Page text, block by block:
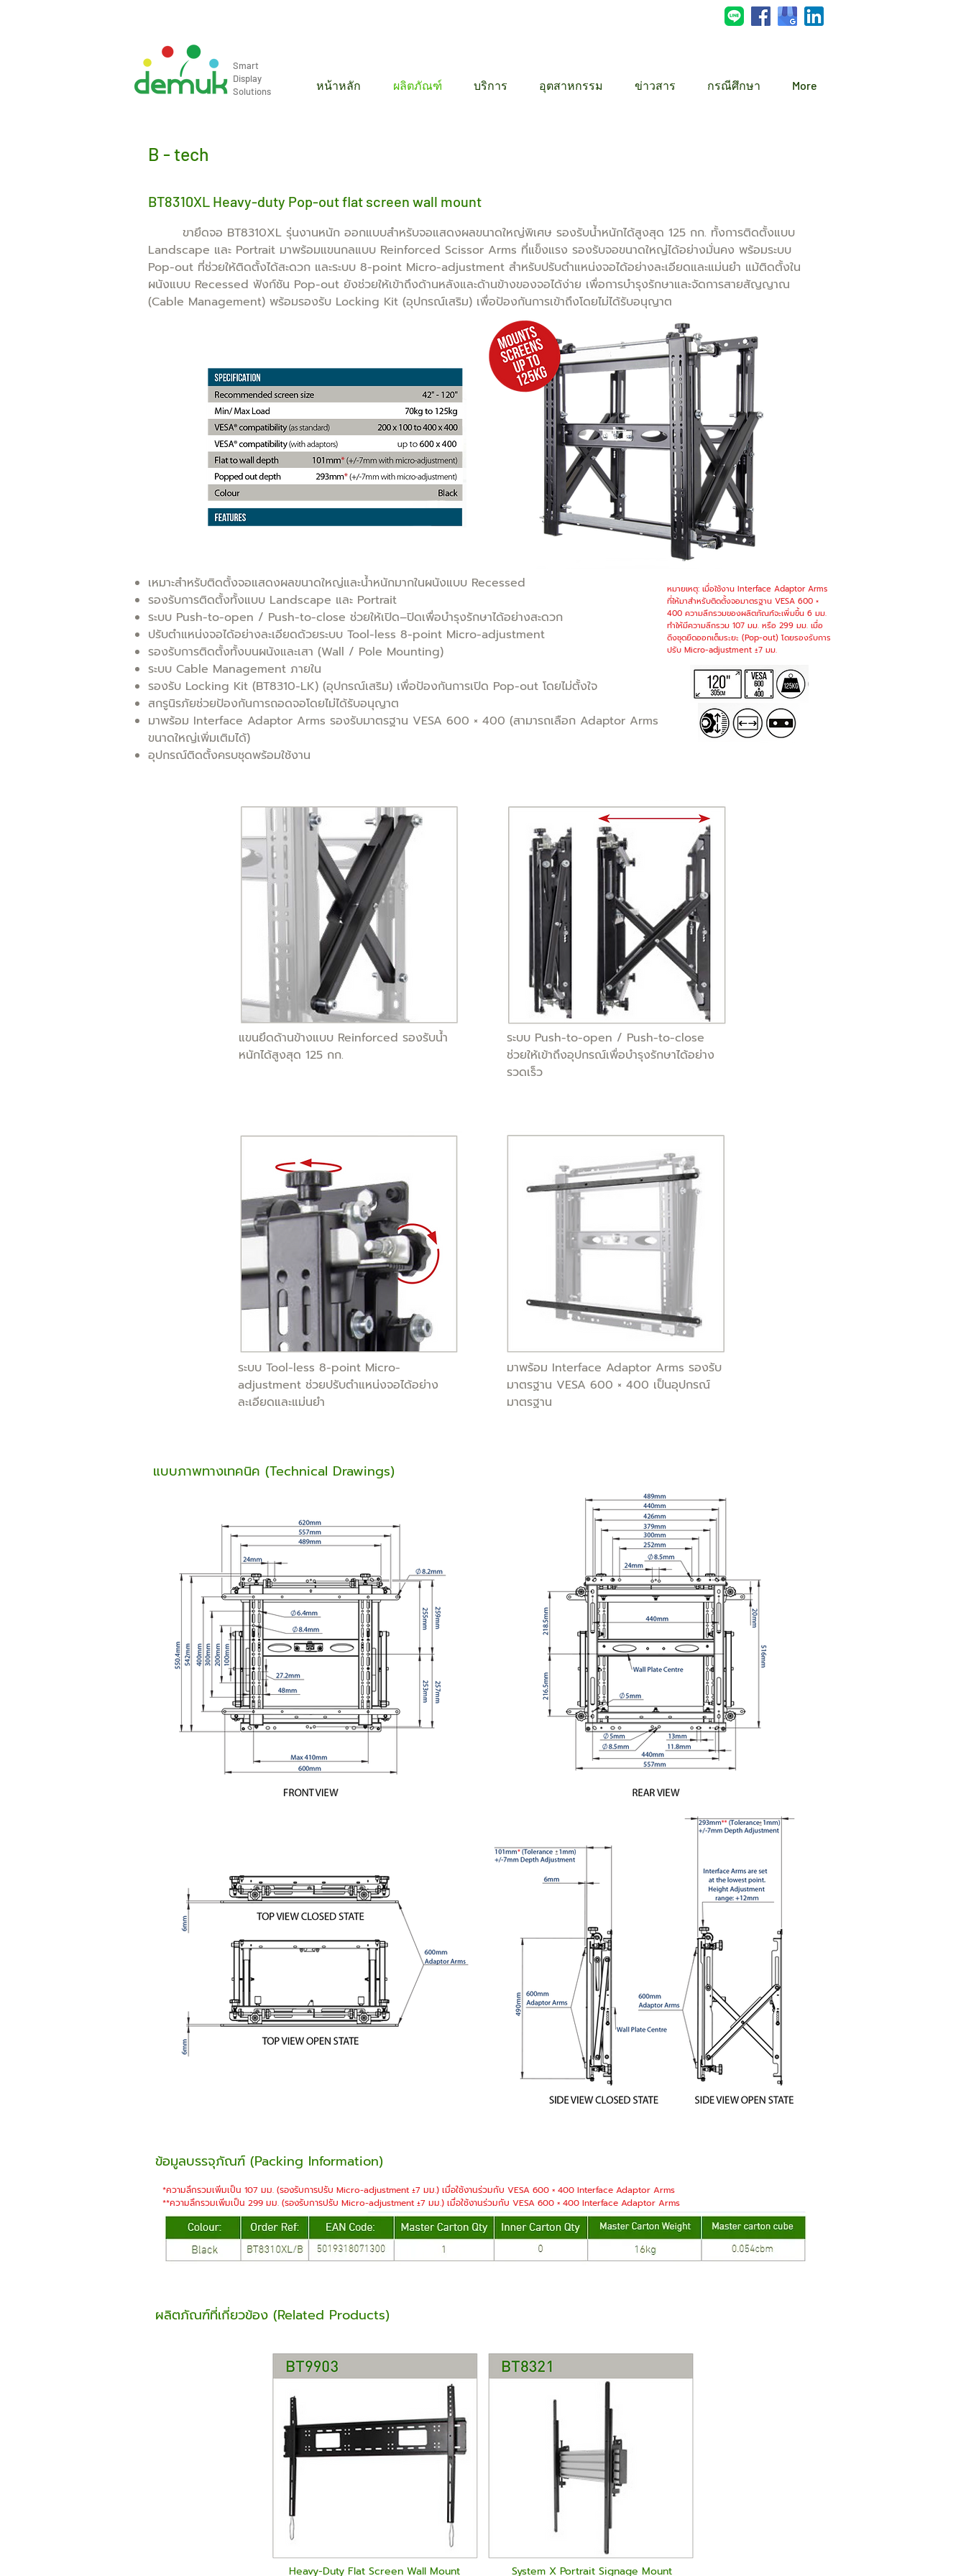
Smart
Display
Solutions
หน้าหลัก ผลิตภัณฑ์ บริการ อุตสาหกรรม ข่าวสาร กรณีศึกษา More
B - tech
BT8310XL Heavy-duty Pop-out flat screen wall mount
ขายึดจอ BT8310XL รุ่นงานหนัก ออกแบบสำหรับจอแสดงผลขนาดใหญ่พิเศษ รองรับน้ำหนักได้สูงสุด 125 กก. ทั้งการติดตั้งแบบ
Landscape และ Portrait มาพร้อมแขนกลแบบ Reinforced Scissor Arms ที่แข็งแรง รองรับจอขนาดใหญ่ได้อย่างมั่นคง พร้อมระบบ
Pop-out ที่ช่วยให้ติดตั้งได้สะดวก และระบบ 8-point Micro-adjustment สำหรับปรับตำแหน่งจอได้อย่างละเอียดและแม่นยำ แม้ติดตั้งใน
ผนังแบบ Recessed ฟังก์ชัน Pop-out ยังช่วยให้เข้าถึงด้านหลังและด้านข้างของจอได้ง่าย เพื่อการบำรุงรักษาและจัดการสายสัญญาณ
(Cable Management) พร้อมรองรับ Locking Kit (อุปกรณ์เสริม) เพื่อป้องกันการเข้าถึงโดยไม่ได้รับอนุญาต
เหมาะสำหรับติดตั้งจอแสดงผลขนาดใหญ่และน้ำหนักมากในผนังแบบ Recessed
รองรับการติดตั้งทั้งแบบ Landscape และ Portrait
ระบบ Push-to-open / Push-to-close ช่วยให้เปิด–ปิดเพื่อบำรุงรักษาได้อย่างสะดวก
ปรับตำแหน่งจอได้อย่างละเอียดด้วยระบบ Tool-less 8-point Micro-adjustment
รองรับการติดตั้งทั้งบนผนังและเสา (Wall / Pole Mounting)
ระบบ Cable Management ภายใน
รองรับ Locking Kit (BT8310-LK) (อุปกรณ์เสริม) เพื่อป้องกันการเปิด Pop-out โดยไม่ตั้งใจ
สกรูนิรภัยช่วยป้องกันการถอดจอโดยไม่ได้รับอนุญาต
มาพร้อม Interface Adaptor Arms รองรับมาตรฐาน VESA 600 × 400 (สามารถเลือก Adaptor Arms
ขนาดใหญ่เพิ่มเติมได้)
อุปกรณ์ติดตั้งครบชุดพร้อมใช้งาน
หมายเหตุ: เมื่อใช้งาน Interface Adaptor Arms
ที่ให้มาสำหรับติดตั้งจอมาตรฐาน VESA 600 ×
400 ความลึกรวมของผลิตภัณฑ์จะเพิ่มขึ้น 6 มม.
ทำให้มีความลึกรวม 107 มม. หรือ 299 มม. เมื่อ
ดึงชุดยึดออกเต็มระยะ (Pop-out) โดยรองรับการ
ปรับ Micro-adjustment ±7 มม.
แขนยึดด้านข้างแบบ Reinforced รองรับน้ำ
หนักได้สูงสุด 125 กก.
ระบบ Push-to-open / Push-to-close
ช่วยให้เข้าถึงอุปกรณ์เพื่อบำรุงรักษาได้อย่าง
รวดเร็ว
ระบบ Tool-less 8-point Micro-
adjustment ช่วยปรับตำแหน่งจอได้อย่าง
ละเอียดและแม่นยำ
มาพร้อม Interface Adaptor Arms รองรับ
มาตรฐาน VESA 600 × 400 เป็นอุปกรณ์
มาตรฐาน
แบบภาพทางเทคนิค (Technical Drawings)
ข้อมูลบรรจุภัณฑ์ (Packing Information)
*ความลึกรวมเพิ่มเป็น 107 มม. (รองรับการปรับ Micro-adjustment ±7 มม.) เมื่อใช้งานร่วมกับ VESA 600 × 400 Interface Adaptor Arms
**ความลึกรวมเพิ่มเป็น 299 มม. (รองรับการปรับ Micro-adjustment ±7 มม.) เมื่อใช้งานร่วมกับ VESA 600 × 400 Interface Adaptor Arms
ผลิตภัณฑ์ที่เกี่ยวข้อง (Related Products)
Heavy-Duty Flat Screen Wall Mount System X Portrait Signage Mount